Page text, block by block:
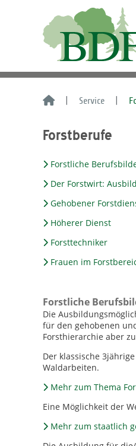
Service
Forstberufe
Forstliche
Der Forstwirt:
Gehobener
Höherer Dienst
Forsttechniker
Frauen im
Forstliche
Die
für den gehobenen
Forsthierarchie aber
Der klassische
Waldarbeiten.
Mehr zum Thema
Eine Möglichkeit der
Mehr zum staatlich